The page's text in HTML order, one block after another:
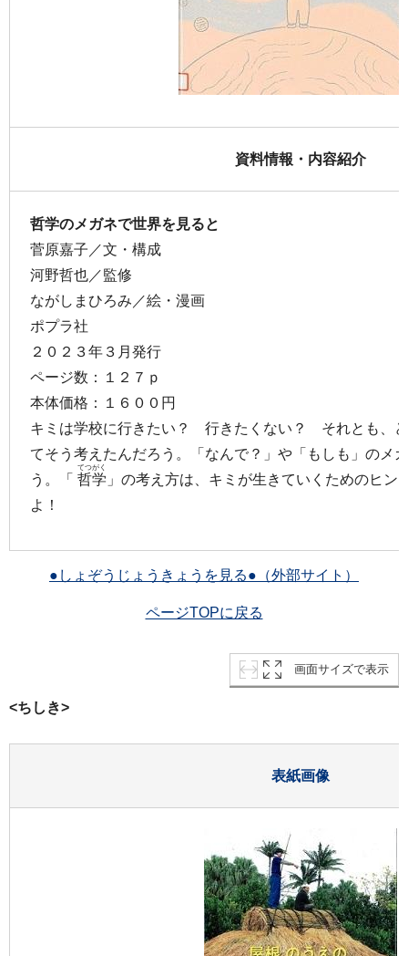
資料情報・内容紹介
哲学のメガネで世界を見ると
菅原嘉子／文・構成
河野哲也／監修
ながしまひろみ／絵・漫画
ポプラ社
２０２３年３月発行
ページ数：１２７ｐ
本体価格：１６００円
キミは学校に行きたい？ 行きたくない？ それとも、
てそう考えたんだろう。「なんで？」や「もしも」のメ
う。「 哲学
てつがく
」の考え方は、キミが生きていくためのヒン
よ！
●しょぞうじょうきょうを見る●（外部サイト）
ページTOPに戻る
画面サイズで表示
<ちしき>
表紙画像